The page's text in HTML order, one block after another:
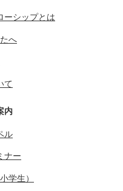
ーシップとは
へ
て
内
ル
ナー
学生）